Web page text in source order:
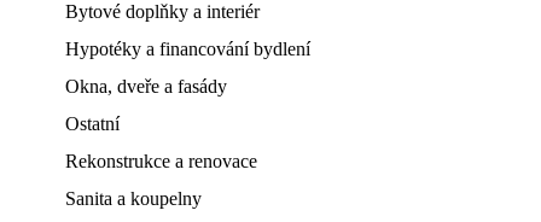
Bytové doplňky a interiér
Hypotéky a financování bydlení
Okna, dveře a fasády
Ostatní
Rekonstrukce a renovace
Sanita a koupelny